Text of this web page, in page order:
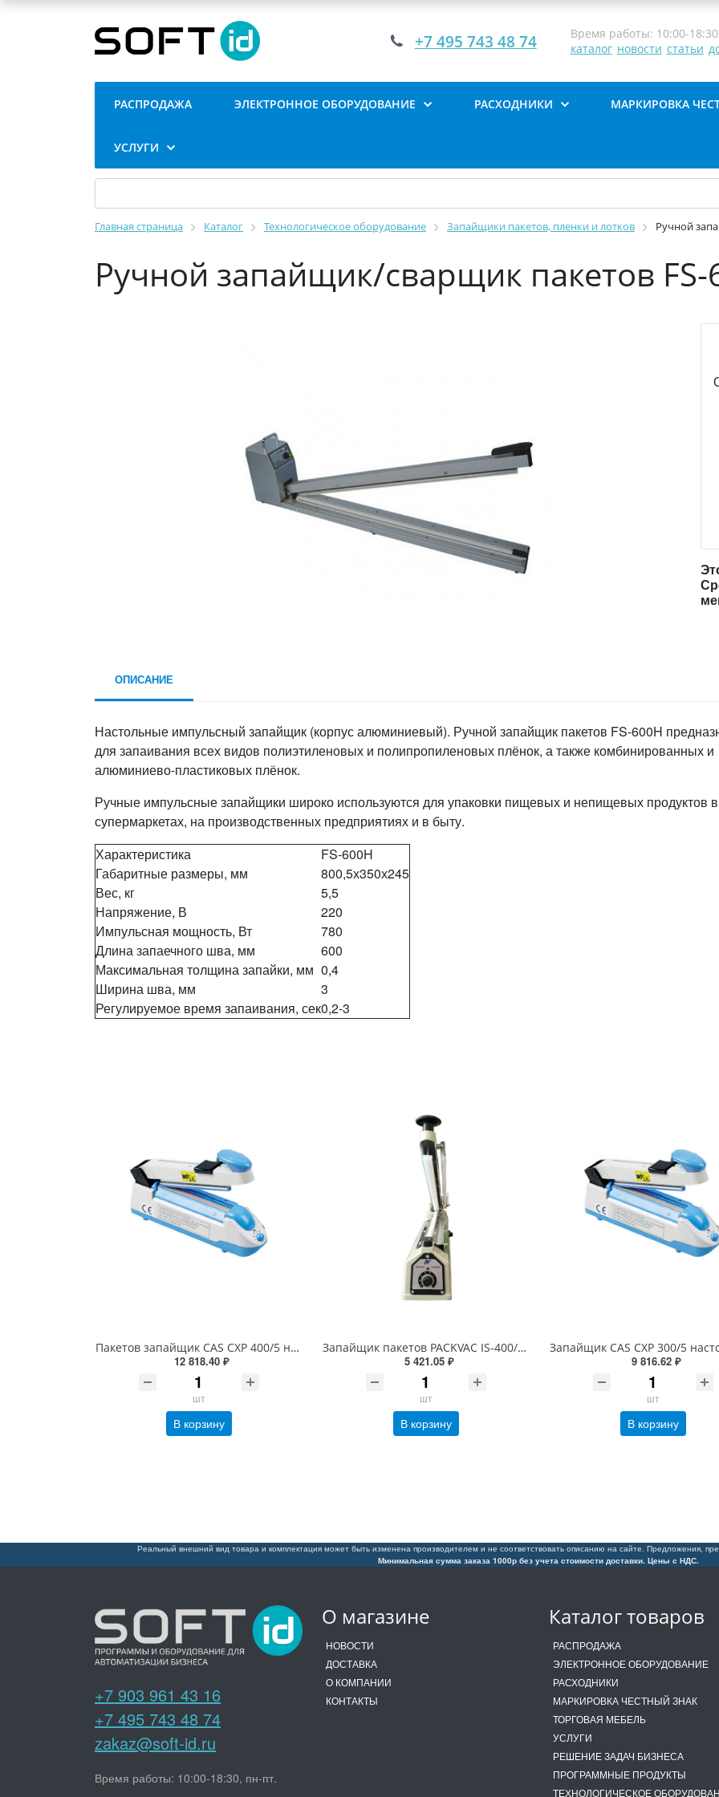
+7 495 743 48 74
Время работы: 10:00-
каталог новости статьи
РАСПРОДАЖА ЭЛЕКТРОННОЕ ОБОРУДОВАНИЕ РАСХОДНИКИ МАРКИРОВКА
УСЛУГИ
Главная страница Каталог Технологическое оборудование Запайщики пакетов, пленки и лотков Ручной
Ручной запайщик/сварщик пакетов FS-
ОПИСАНИЕ
Настольные импульсный запайщик (корпус алюминиевый). Ручной запайщик пакетов FS-600H
для запаивания всех видов полиэтиленовых и полипропиленовых плёнок, а также комбинированных и
алюминиево-пластиковых плёнок.
Ручные импульсные запайщики широко используются для упаковки пищевых и непищевых продуктов в
супермаркетах, на производственных предприятиях и в быту.
Характеристика
FS-600H
Габаритные размеры, мм
800,5х350х245
Вес, кг
5,5
Напряжение, В
220
Импульсная мощность, Вт
780
Длина запаечного шва, мм
600
Максимальная толщина запайки, мм 0,4
Ширина шва, мм
3
Регулируемое время запаивания, сек0,2-3
Пакетов запайщик CAS CXP 400/5 настольный ручной без ножа
12 818.40 ₽
шт
В корзину
Запайщик пакетов PACKVAC IS-400/5C AL (металл., 5 мм/400 мм, с ножом)
5 421.05 ₽
шт
В корзину
9 816.62 ₽
шт
В корзину
Реальный внешний вид товара и комплектация может быть изменена производителем и не соответствовать описанию на сайте. Предложения,
Минимальная сумма заказа 1000р без учета стоимости доставки. Цены с НДС.
О магазине
НОВОСТИ
ДОСТАВКА
О КОМПАНИИ
КОНТАКТЫ
Каталог товаров
РАСПРОДАЖА
ЭЛЕКТРОННОЕ ОБОРУДОВАНИЕ
РАСХОДНИКИ
МАРКИРОВКА ЧЕСТНЫЙ ЗНАК
ТОРГОВАЯ МЕБЕЛЬ
УСЛУГИ
РЕШЕНИЕ ЗАДАЧ БИЗНЕСА
ПРОГРАММНЫЕ ПРОДУКТЫ
ТЕХНОЛОГИЧЕСКОЕ
+7 903 961 43 16
+7 495 743 48 74
zakaz@soft-id.ru
Время работы: 10:00-18:30, пн-пт.